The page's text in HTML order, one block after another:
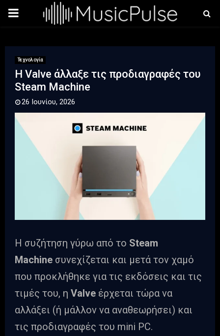
PRIMARY
Τεχνολογία
Η Valve άλλαξε τις προδιαγραφές του
Steam Machine
26 Ιουνίου, 2026
Η συζήτηση γύρω από το Steam
Machine συνεχίζεται και μετά τον χαμό
που προκλήθηκε για τις εκδόσεις και τις
τιμές του, η Valve έρχεται τώρα να
αλλάξει (ή μάλλον να αναθεωρήσει) και
τις προδιαγραφές του mini PC.